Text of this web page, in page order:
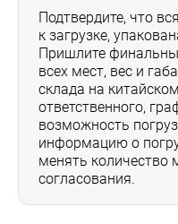
Подтвердите, что
к загрузке,
Пришлите
всех мест, вес и
склада на
ответственного,
возможность
информацию о
менять количество
согласования.